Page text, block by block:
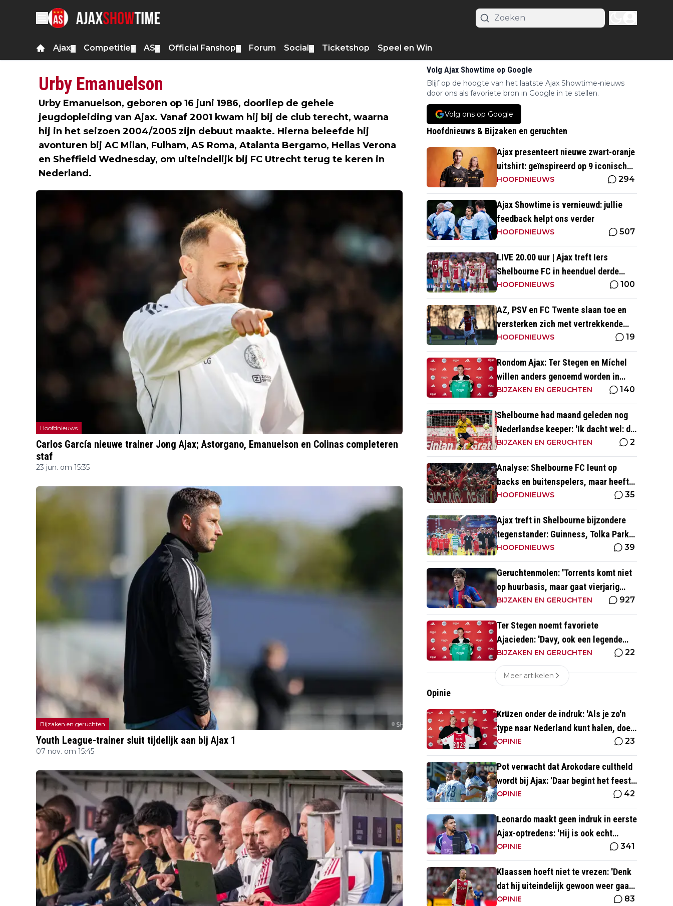
Ajax Competitie AS Official Fanshop Forum Social Ticketshop Speel en Win
Urby Emanuelson
Urby Emanuelson, geboren op 16 juni 1986, doorliep de gehele
jeugdopleiding van Ajax. Vanaf 2001 kwam hij bij de club terecht, waarna
hij in het seizoen 2004/2005 zijn debuut maakte. Hierna beleefde hij
avonturen bij AC Milan, Fulham, AS Roma, Atalanta Bergamo, Hellas Verona
en Sheffield Wednesday, om uiteindelijk bij FC Utrecht terug te keren in
Nederland.
Hoofdnieuws
Carlos García nieuwe trainer Jong Ajax; Astorgano, Emanuelson en Colinas completeren
staf
23 jun. om 15:35
Bijzaken en geruchten
Youth League-trainer sluit tijdelijk aan bij Ajax 1
07 nov. om 15:45
Volg Ajax Showtime op Google
Blijf op de hoogte van het laatste Ajax Showtime-nieuws
door ons als favoriete bron in Google in te stellen.
Volg ons op Google
Hoofdnieuws & Bijzaken en geruchten
Ajax presenteert nieuwe zwart-oranje
uitshirt: geïnspireerd op 9 iconische
momenten uit clubhistorie
HOOFDNIEUWS 294
Ajax Showtime is vernieuwd: jullie
feedback helpt ons verder
HOOFDNIEUWS 507
LIVE 20.00 uur | Ajax treft Iers
Shelbourne FC in heenduel derde
voorronde Conference League
HOOFDNIEUWS 100
AZ, PSV en FC Twente slaan toe en
versterken zich met vertrekkende
Ajax-talenten
HOOFDNIEUWS 19
Rondom Ajax: Ter Stegen en Míchel
willen anders genoemd worden in
media
BIJZAKEN EN GERUCHTEN 140
Shelbourne had maand geleden nog
Nederlandse keeper: 'Ik dacht wel: dit
is wel héél Iers'
BIJZAKEN EN GERUCHTEN 2
Analyse: Shelbourne FC leunt op
backs en buitenspelers, maar heeft
restverdediging totaal niet op orde
HOOFDNIEUWS 35
Ajax treft in Shelbourne bijzondere
tegenstander: Guinness, Tolka Park
en bijzonder lage marktwaarde
HOOFDNIEUWS 39
Geruchtenmolen: 'Torrents komt niet
op huurbasis, maar gaat vierjarig
contract tekenen bij Ajax'
BIJZAKEN EN GERUCHTEN 927
Ter Stegen noemt favoriete
Ajacieden: 'Davy, ook een legende
van de club'
BIJZAKEN EN GERUCHTEN 22
Meer artikelen
Opinie
Krüzen onder de indruk: 'Als je zo'n
type naar Nederland kunt halen, doe
je iets goed'
OPINIE 23
Pot verwacht dat Arokodare cultheld
wordt bij Ajax: 'Daar begint het feest
eigenlijk al'
OPINIE 42
Leonardo maakt geen indruk in eerste
Ajax-optredens: 'Hij is ook echt
langzaam'
OPINIE 341
Klaassen hoeft niet te vrezen: 'Denk
dat hij uiteindelijk gewoon weer gaat
spelen'
OPINIE 83